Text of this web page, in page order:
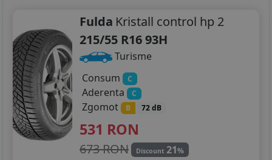
Fulda Kristall control hp 2
215/55 R16 93H
Turisme
Consum
C
Aderenta C
Zgomot B 72 dB
531 RON
673 RON Discount 21%